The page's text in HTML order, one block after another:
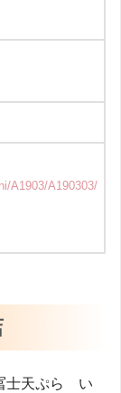
A1903/A190303/
士天ぷら い